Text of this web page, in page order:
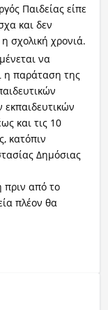
Παιδείας είπε
και δεν
σχολική χρονιά.
να
η παράταση της
και τις 10
κατόπιν
Δημόσιας
πριν από το
πλέον θα